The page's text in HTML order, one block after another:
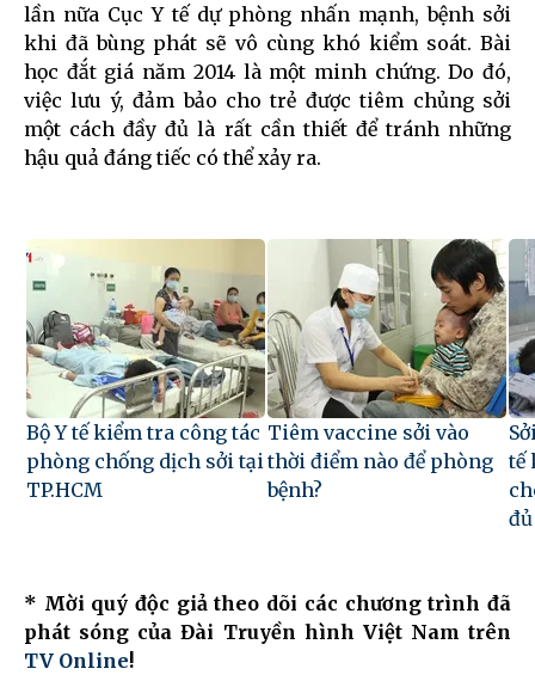
lần nữa Cục Y tế dự phòng nhấn mạnh, bệnh sởi
khi đã bùng phát sẽ vô cùng khó kiểm soát. Bài
học đắt giá năm 2014 là một minh chứng. Do đó,
việc lưu ý, đảm bảo cho trẻ được tiêm chủng sởi
một cách đầy đủ là rất cần thiết để tránh những
hậu quả đáng tiếc có thể xảy ra.
Bộ Y tế kiểm tra công tác
phòng chống dịch sởi tại
TP.HCM
Tiêm vaccine sởi vào
thời điểm nào để phòng
bệnh?
tế
đủ
* Mời quý độc giả theo dõi các chương trình đã
phát sóng của Đài Truyền hình Việt Nam trên
TV Online!